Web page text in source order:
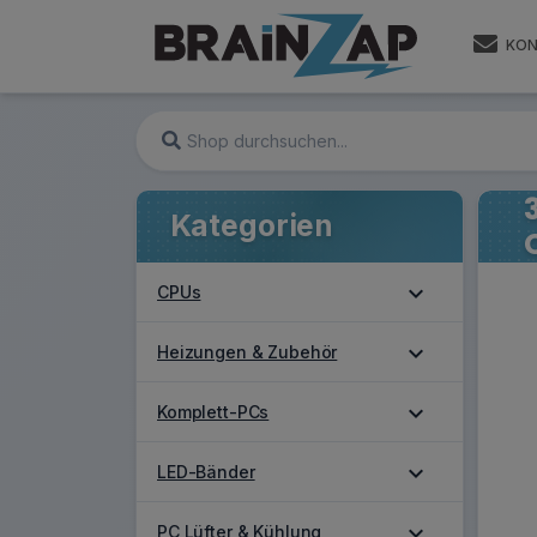
Kategorien
CPUs expand_more
Heizungen & Zubehör expand_more
Komplett-PCs expand_more
LED-Bänder expand_more
PC Lüfter & Kühlung